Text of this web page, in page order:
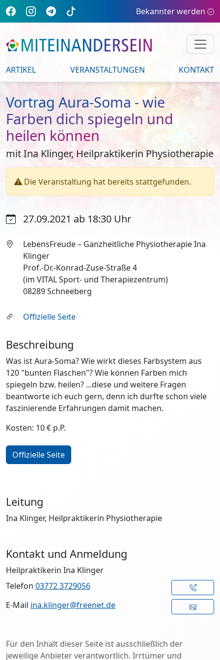
Bekannter werden
ARTIKEL VERANSTALTUNGEN KONTAKT
Vortrag Aura-Soma - wie
Farben dich spiegeln und
heilen können
mit Ina Klinger, Heilpraktikerin Physiotherapie
Die Veranstaltung hat bereits stattgefunden.
27.09.2021 ab 18:30 Uhr
LebensFreude – Ganzheitliche Physiotherapie Ina
Klinger
Prof.-Dr.-Konrad-Zuse-Straße 4
(im VITAL Sport- und Therapiezentrum)
08289 Schneeberg
Offizielle Seite
Beschreibung
Was ist Aura-Soma? Wie wirkt dieses Farbsystem aus
120 "bunten Flaschen"? Wie können Farben mich
spiegeln bzw. heilen? ...diese und weitere Fragen
beantworte ich euch gern, denn ich durfte schon viele
faszinierende Erfahrungen damit machen.
Kosten: 10 € p.P.
Offizielle Seite
Leitung
Ina Klinger, Heilpraktikerin Physiotherapie
Kontakt und Anmeldung
Heilpraktikerin Ina Klinger
Telefon 03772 3729056
E-Mail ina.klinger@freenet.de
Für den Inhalt dieser Seite ist ausschließlich der
jeweilige Anbieter verantwortlich. Irrtümer und